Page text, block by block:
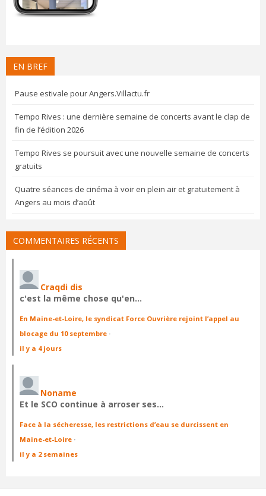
EN BREF
Pause estivale pour Angers.Villactu.fr
Tempo Rives : une dernière semaine de concerts avant le clap de
fin de l’édition 2026
Tempo Rives se poursuit avec une nouvelle semaine de concerts
gratuits
Quatre séances de cinéma à voir en plein air et gratuitement à
Angers au mois d’août
COMMENTAIRES RÉCENTS
Craqdi dis
c'est la même chose qu'en…
En Maine-et-Loire, le syndicat Force Ouvrière rejoint l’appel au
blocage du 10 septembre ·
il y a 4 jours
Noname
Et le SCO continue à arroser ses…
Face à la sécheresse, les restrictions d’eau se durcissent en
Maine-et-Loire ·
il y a 2 semaines